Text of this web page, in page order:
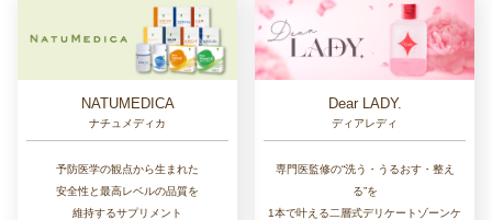
NATUMEDICA
ナチュメディカ
予防医学の観点から生まれた
安全性と最高レベルの品質を
維持するサプリメント
Dear LADY.
ディアレディ
専門医監修の“洗う・うるおす・整え
る”を
1本で叶える二層式デリケートゾーンケ